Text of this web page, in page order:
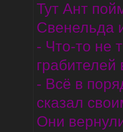
Тут Ант
Свенельда
- Что-то не
- Всё в
сказал
Они